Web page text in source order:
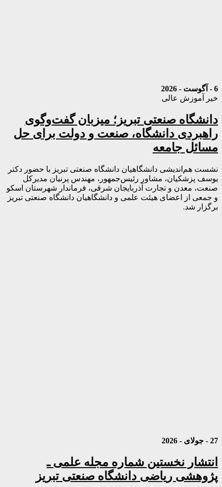
6 - آگوست - 2026
خیر آموزش عالی
دانشگاه صنعتی تبریز؛ میزبان گفت‌وگوی
راهبردی دانشگاه، صنعت و دولت برای حل
مسائل جامعه
نشست هم‌اندیشی دانشگاهیان دانشگاه صنعتی تبریز با حضور دکتر
یوسف پزشکیان، مشاور رئیس‌جمهور، مهندس پرنیان مدیرکل
صنعت، معدن و تجارت آذربایجان شرقی، فرماندار شهرستان اسکو
و جمعی از اعضای هیئت علمی و دانشگاهیان دانشگاه صنعتی تبریز
برگزار شد.
27 - جولای - 2026
انتشار نخستین شماره مجله علمی ـ
پژوهشی ریاضی دانشگاه صنعتی تبریز